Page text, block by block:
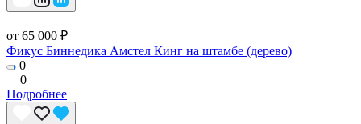
от 65 000 ₽
Фикус Биннедика Амстел Кинг на штамбе (дерево)
0
0
Подробнее